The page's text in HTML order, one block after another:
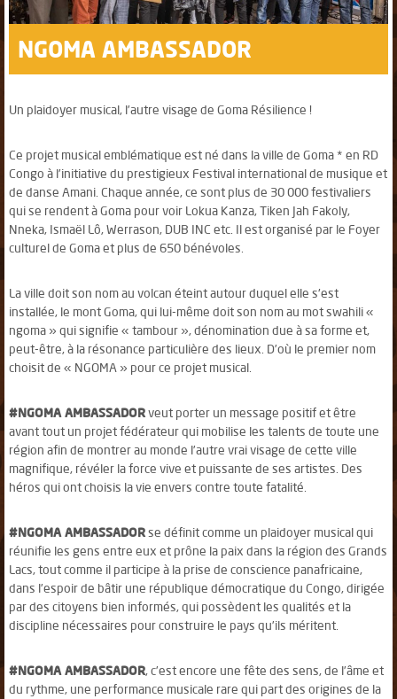
NGOMA AMBASSADOR
Un plaidoyer musical, l’autre visage de Goma Résilience !
Ce projet musical emblématique est né dans la ville de Goma * en RD
Congo à l’initiative du prestigieux Festival international de musique et
de danse Amani. Chaque année, ce sont plus de 30 000 festivaliers
qui se rendent à Goma pour voir Lokua Kanza, Tiken Jah Fakoly,
Nneka, Ismaël Lô, Werrason, DUB INC etc. Il est organisé par le Foyer
culturel de Goma et plus de 650 bénévoles.
La ville doit son nom au volcan éteint autour duquel elle s'est
installée, le mont Goma, qui lui-même doit son nom au mot swahili «
ngoma » qui signifie « tambour », dénomination due à sa forme et,
peut-être, à la résonance particulière des lieux. D’où le premier nom
choisit de « NGOMA » pour ce projet musical.
#NGOMA AMBASSADORveut porter un message positif et être
avant tout un projet fédérateur qui mobilise les talents de toute une
région afin de montrer au monde l’autre vrai visage de cette ville
magnifique, révéler la force vive et puissante de ses artistes. Des
héros qui ont choisis la vie envers contre toute fatalité.
#NGOMA AMBASSADORse définit comme un plaidoyer musical qui
réunifie les gens entre eux et prône la paix dans la région des Grands
Lacs, tout comme il participe à la prise de conscience panafricaine,
dans l’espoir de bâtir une république démocratique du Congo, dirigée
par des citoyens bien informés, qui possèdent les qualités et la
discipline nécessaires pour construire le pays qu’ils méritent.
#NGOMA AMBASSADOR, c’est encore une fête des sens, de l’âme et
du rythme, une performance musicale rare qui part des origines de la